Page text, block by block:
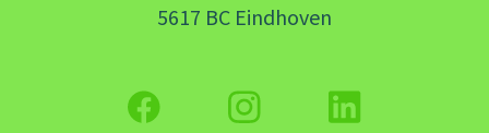
5617 BC Eindhoven